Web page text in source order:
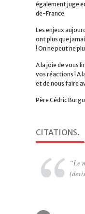
également juge
de-France.
Les enjeux
ont plus que
! On ne peut ne
A la joie de vous
vos réactions ! A
et de nous faire
Père Cédric
CITATIONS.
Le